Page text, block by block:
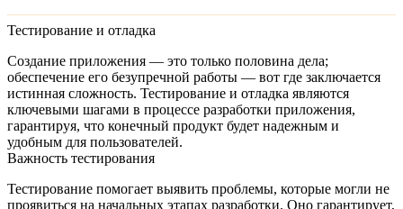
Тестирование и отладка
Создание приложения — это только половина дела;
обеспечение его безупречной работы — вот где заключается
истинная сложность. Тестирование и отладка являются
ключевыми шагами в процессе разработки приложения,
гарантируя, что конечный продукт будет надежным и
удобным для пользователей.
Важность тестирования
Тестирование помогает выявить проблемы, которые могли не
проявиться на начальных этапах разработки. Оно гарантирует,